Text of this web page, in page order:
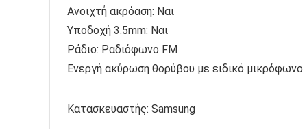
Ανοιχτή ακρόαση: Ναι
Υποδοχή 3.5mm: Ναι
Ράδιο: Ραδιόφωνο FM
Ενεργή ακύρωση θορύβου με ειδικό μικρόφωνο
Κατασκευαστής: Samsung